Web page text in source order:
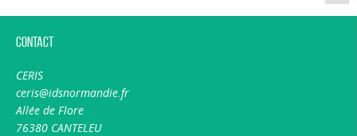
Contact
CERIS
ceris@idsnormandie.fr
Allée de Flore
76380 CANTELEU